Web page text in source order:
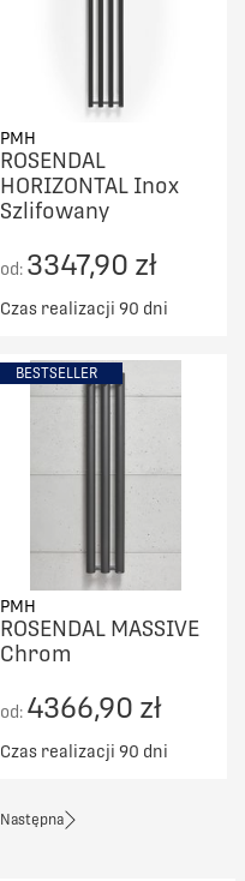
PMH
ROSENDAL
HORIZONTAL Inox
Szlifowany
od: 3347,90 zł
Czas realizacji 90 dni
BESTSELLER
PMH
ROSENDAL MASSIVE
Chrom
od: 4366,90 zł
Czas realizacji 90 dni
Następna